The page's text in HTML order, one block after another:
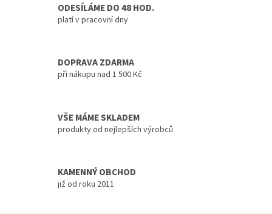
ODESÍLÁME DO 48 HOD.
platí v pracovní dny
DOPRAVA ZDARMA
při nákupu nad 1 500 Kč
VŠE MÁME SKLADEM
produkty od nejlepších výrobců
KAMENNÝ OBCHOD
již od roku 2011